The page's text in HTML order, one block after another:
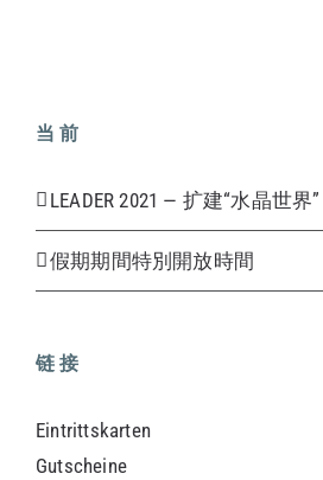
当前
LEADER 2021 — 扩建“水晶世界”
假期期間特別開放時間
链接
Eintrittskarten
Gutscheine